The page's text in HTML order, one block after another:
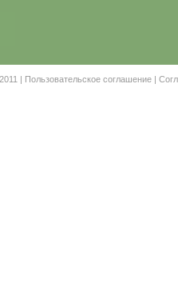
| Пользовательское соглашение |